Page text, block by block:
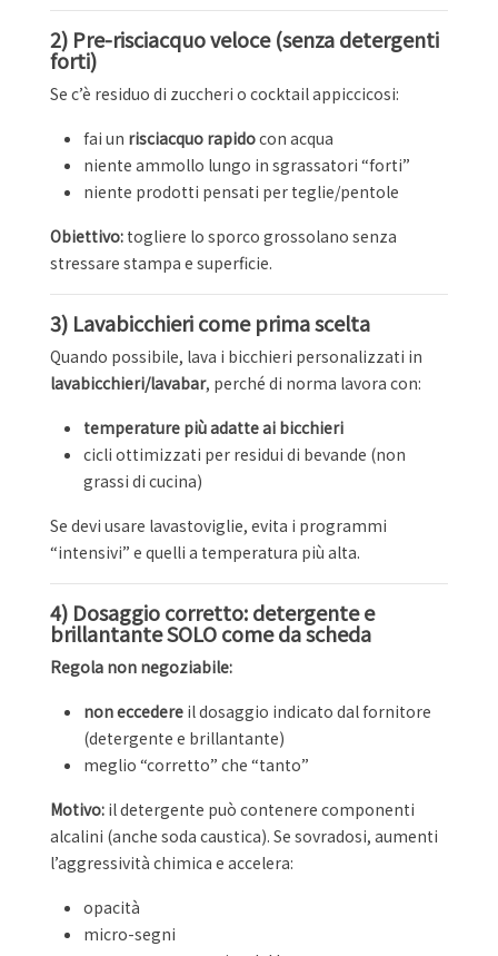
2) Pre-risciacquo veloce (senza detergenti
forti)
Se c’è residuo di zuccheri o cocktail appiccicosi:
fai un risciacquo rapidocon acqua
niente ammollo lungo in sgrassatori “forti”
niente prodotti pensati per teglie/pentole
Obiettivo: togliere lo sporco grossolano senza
stressare stampa e superficie.
3) Lavabicchieri come prima scelta
Quando possibile, lava i bicchieri personalizzati in
lavabicchieri/lavabar, perché di norma lavora con:
temperature più adatte ai bicchieri
cicli ottimizzati per residui di bevande (non
grassi di cucina)
Se devi usare lavastoviglie, evita i programmi
“intensivi” e quelli a temperatura più alta.
4) Dosaggio corretto: detergente e
brillantante SOLO come da scheda
Regola non negoziabile:
non eccedere il dosaggio indicato dal fornitore
(detergente e brillantante)
meglio “corretto” che “tanto”
Motivo: il detergente può contenere componenti
alcalini (anche soda caustica). Se sovradosi, aumenti
l’aggressività chimica e accelera:
opacità
micro-segni